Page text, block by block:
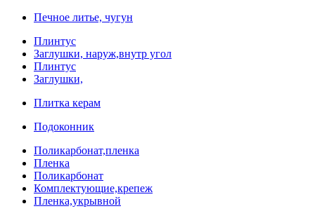
Печное литье, чугун
Плинтус
Заглушки, наруж,внутр угол
Плинтус
Заглушки,
Плитка керам
Подоконник
Поликарбонат,пленка
Пленка
Поликарбонат
Комплектующие,крепеж
Пленка,укрывной